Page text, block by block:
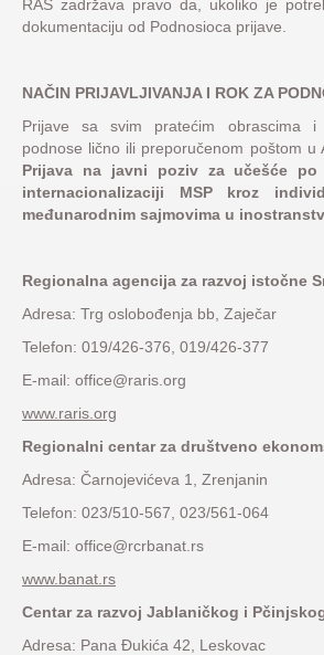
RAS zadržava pravo da, ukoliko je
dokumentaciju od Podnosioca prijave.
NAČIN PRIJAVLJIVANJA I ROK ZA
Prijave sa svim pratećim obrascima i
podnose lično ili preporučenom poštom u
Prijava na javni poziv za učešće po
internacionalizaciji MSP kroz
međunarodnim sajmovima u
Regionalna agencija za razvoj istočne
Adresa: Trg oslobođenja bb, Zaječar
Telefon: 019/426-376, 019/426-377
E-mail: office@raris.org
www.raris.org
Regionalni centar za društveno
Adresa: Čarnojevićeva 1, Zrenjanin
Telefon: 023/510-567, 023/561-064
E-mail: office@rcrbanat.rs
www.banat.rs
Centar za razvoj Jablaničkog i
Adresa: Pana Đukića 42, Leskovac